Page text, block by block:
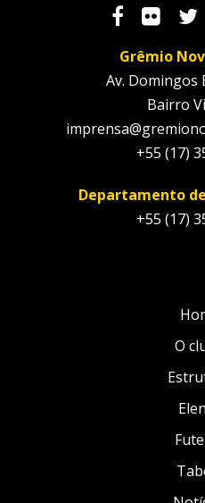
Grêmio
Av. Domingos
Bairro
+55 (17)
Departamento
+55 (17)
O